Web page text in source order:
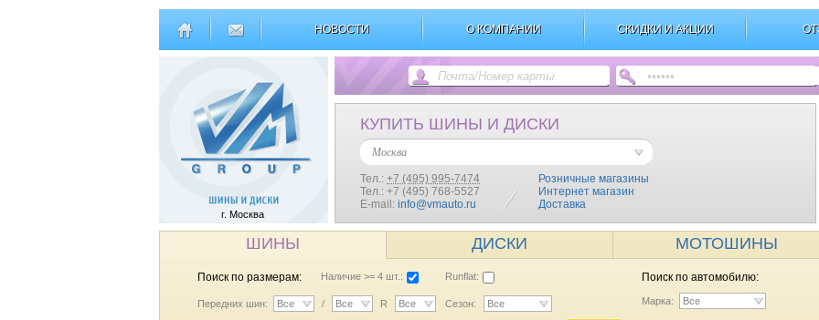
НОВОСТИ О КОМПАНИИ СКИДКИ И АКЦИИ
г. Москва
КУПИТЬ ШИНЫ И ДИСКИ
Москва
Тел.: +7 (495) 995-7474
Тел.: +7 (495) 768-5527
E-mail: info@vmauto.ru
Розничные магазины
Интернет магазин
Доставка
ШИНЫ ДИСКИ МОТОШИНЫ
Поиск по размерам: Наличие >= 4 шт.: Runflat:
Передних шин: Все / Все R Все Сезон: Все
Поиск по автомобилю:
Марка: Все